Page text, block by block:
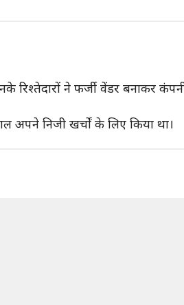
रिश्तेदारों ने फर्जी वेंडर बनाकर
अपने निजी खर्चों के लिए किया था।